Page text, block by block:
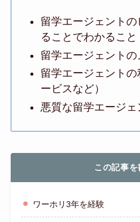
留学エージェント
ることでわかること
留学エージェントの
留学エージェント
ービスなど）
悪質な留学エージェ
この記事を
ワーホリ3年を経験